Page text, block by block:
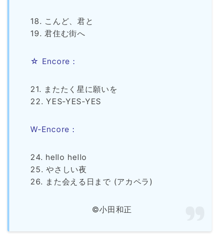
18. こんど、君と
19. 君住む街へ
☆ Encore：
21. またたく星に願いを
22. YES-YES-YES
W-Encore：
24. hello hello
25. やさしい夜
26. また会える日まで (アカペラ)
©小田和正